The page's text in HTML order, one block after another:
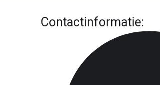
Contactinformatie: